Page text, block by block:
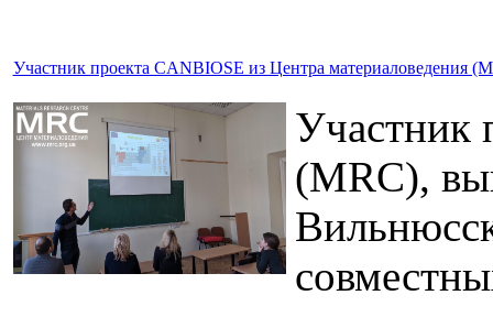
Участник проекта CANBIOSE из Центра материаловедения
Участник
(MRC),